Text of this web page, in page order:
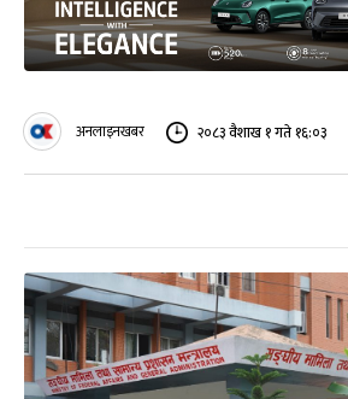
अनलाइनखबर २०८३ वैशाख १ गते १६:०३